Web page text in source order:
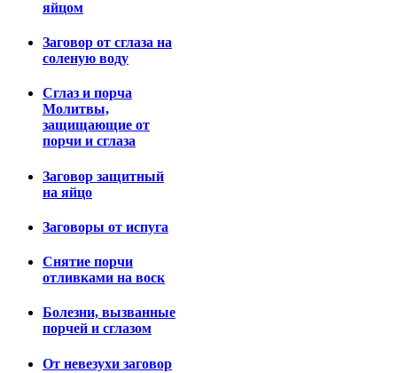
яйцом
Заговор от сглаза на
соленую воду
Сглаз и порча
Молитвы,
защищающие от
порчи и сглаза
Заговор защитный
на яйцо
Заговоры от испуга
Снятие порчи
отливками на воск
Болезни, вызванные
порчей и сглазом
От невезухи заговор